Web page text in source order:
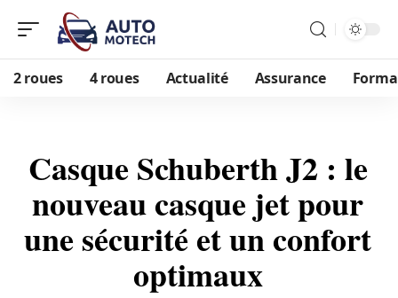
2 roues 4 roues Actualité Assurance
Casque Schuberth J2 : le
nouveau casque jet pour
une sécurité et un confort
optimaux